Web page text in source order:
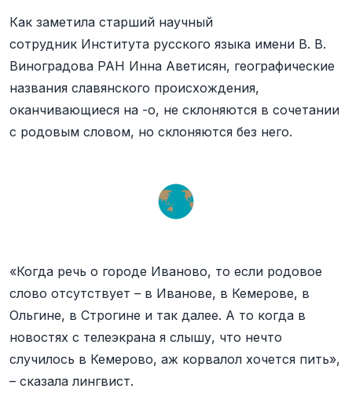
Как заметила старший научный
сотрудник Института русского языка имени В. В.
Виноградова РАН Инна Аветисян, географические
названия славянского происхождения,
оканчивающиеся на -о, не склоняются в сочетании
с родовым словом, но склоняются без него.
«Когда речь о городе Иваново, то если родовое
слово отсутствует – в Иванове, в Кемерове, в
Ольгине, в Строгине и так далее. А то когда в
новостях с телеэкрана я слышу, что нечто
случилось в Кемерово, аж корвалол хочется пить»,
– сказала лингвист.